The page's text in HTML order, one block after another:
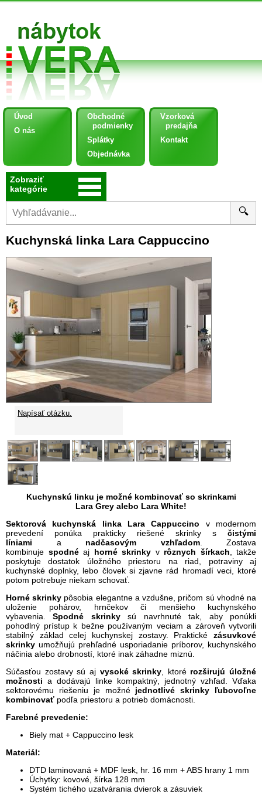
Úvod
O nás
Obchodné
podmienky
Splátky
Objednávka
Vzorková
predajňa
Kontakt
Zobraziť
kategórie
🔍
Kuchynská linka Lara Cappuccino
Napísať otázku.
Kuchynskú linku je možné kombinovať so skrinkami
Lara Grey alebo Lara White!
Sektorová kuchynská linka Lara Cappuccino v modernom
prevedení ponúka prakticky riešené skrinky s čistými
líniami a nadčasovým vzhľadom. Zostava
kombinuje spodné aj horné skrinky v rôznych šírkach , takže
poskytuje dostatok úložného priestoru na riad, potraviny aj
kuchynské doplnky, lebo človek si zjavne rád hromadí veci, ktoré
potom potrebuje niekam schovať.
Horné skrinky pôsobia elegantne a vzdušne, pričom sú vhodné na
uloženie pohárov, hrnčekov či menšieho kuchynského
vybavenia.Spodné skrinkysú navrhnuté tak, aby ponúkli
pohodlný prístup k bežne používaným veciam a zároveň vytvorili
stabilný základ celej kuchynskej zostavy. Praktické zásuvkové
skrinky umožňujú prehľadné usporiadanie príborov, kuchynského
náčinia alebo drobností, ktoré inak záhadne miznú.
Súčasťou zostavy sú aj vysoké skrinky , ktorérozširujú úložné
možnosti a dodávajú linke kompaktný, jednotný vzhľad. Vďaka
sektorovému riešeniu je možné jednotlivé skrinky ľubovoľne
kombinovať podľa priestoru a potrieb domácnosti.
Farebné prevedenie:
Biely mat + Cappuccino lesk
Materiál:
DTD laminovaná + MDF lesk, hr. 16 mm + ABS hrany 1 mm
Úchytky: kovové, šírka 128 mm
Systém tichého uzatvárania dvierok a zásuviek